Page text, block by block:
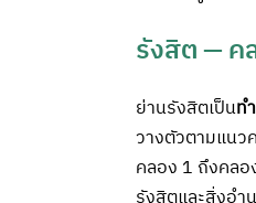
รังสิต —ค
ย่านรังสิตเป็นท
วางตัวตามแนว
คลอง 1 ถึงคลอ